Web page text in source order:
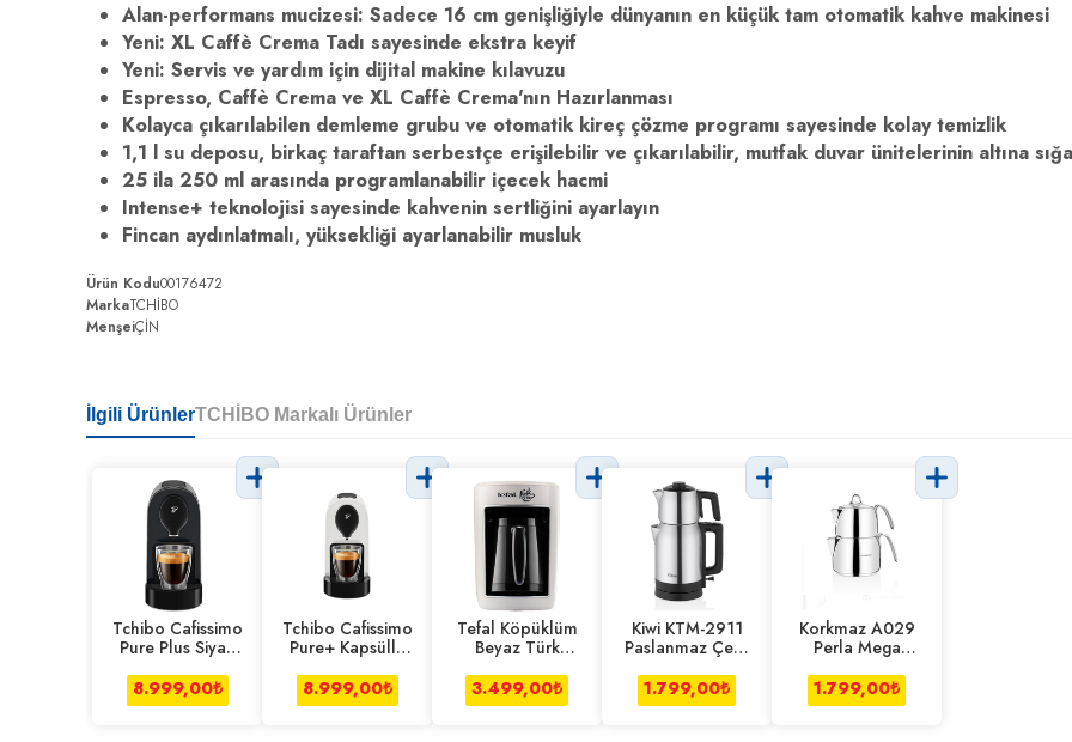
Alan-performans mucizesi: Sadece 16 cm genişliğiyle dünyanın en küçük tam otomatik kahve makinesi
Yeni: XL Caffè Crema Tadı sayesinde ekstra keyif
Yeni: Servis ve yardım için dijital makine kılavuzu
Espresso, Caffè Crema ve XL Caffè Crema'nın Hazırlanması
Kolayca çıkarılabilen demleme grubu ve otomatik kireç çözme programı sayesinde kolay temizlik
1,1 l su deposu, birkaç taraftan serbestçe erişilebilir ve çıkarılabilir, mutfak duvar ünitelerinin altına
25 ila 250 ml arasında programlanabilir içecek hacmi
Intense+ teknolojisi sayesinde kahvenin sertliğini ayarlayın
Fincan aydınlatmalı, yüksekliği ayarlanabilir musluk
Ürün Kodu00176472
MarkaTCHİBO
MenşeiÇİN
İlgili ÜrünlerTCHİBO Markalı Ürünler
Tchibo Cafissimo
Pure Plus Siyah
Makinesi
8.999,00₺
Tchibo Cafissimo
Pure+ Kapsüllü
Beyaz
8.999,00₺
Tefal Köpüklüm
Beyaz Türk
3.499,00₺
Kiwi KTM-2911
Paslanmaz Çelik
1.799,00₺
Korkmaz A029
Perla Mega
Takımı
1.799,00₺